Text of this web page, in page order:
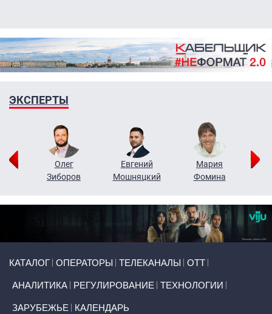
ЭКСПЕРТЫ
Олег
Зиборов
Евгений
Мошняцкий
Мария
Фомина
КАТАЛОГ ОПЕРАТОРЫ ТЕЛЕКАНАЛЫ ОТТ
АНАЛИТИКА РЕГУЛИРОВАНИЕ ТЕХНОЛОГИИ
ЗАРУБЕЖЬЕ КАЛЕНДАРЬ